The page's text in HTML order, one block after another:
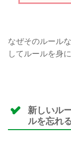
なぜそのルール
してルールを身
新しいル
ルを忘れ